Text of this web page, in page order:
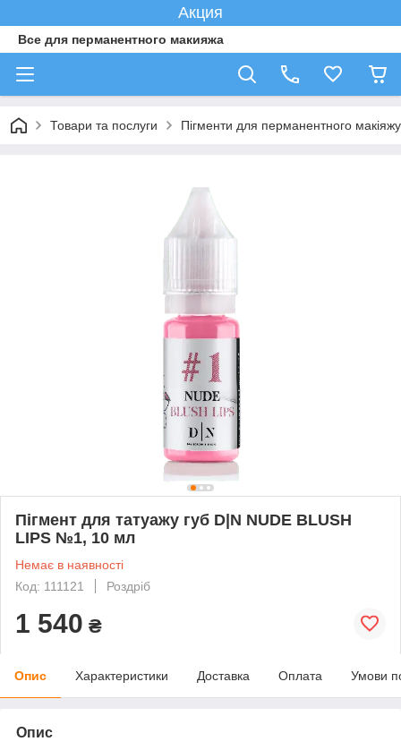
Акция
Все для перманентного макияжа
Товари та послуги Пігменти для перманентного макіяжу
Пігмент для татуажу губ D|N NUDE BLUSH
LIPS №1, 10 мл
Немає в наявності
Код: 111121
Роздріб
1 540 ₴
Опис Характеристики Доставка Оплата Умови
Опис